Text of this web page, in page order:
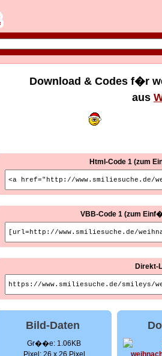
Download & Codes f�r
aus
Html-Code 1 (zum
VBB-Code 1 (zum
Direkt-
Bild-Daten
Gr��e: 1.06KB
Pixel: 26 x 26 Pixel